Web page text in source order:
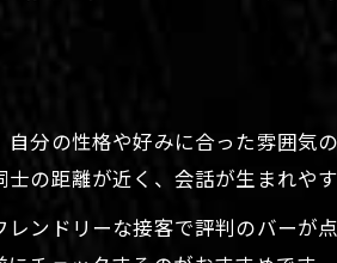
分の性格や好みに合った雰囲気
の距離が近く、会話が生まれやす
ンドリーな接客で評判のバー